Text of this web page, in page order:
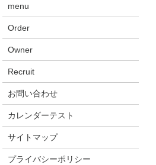
menu
Order
Owner
Recruit
お問い合わせ
カレンダーテスト
サイトマップ
プライバシーポリシー